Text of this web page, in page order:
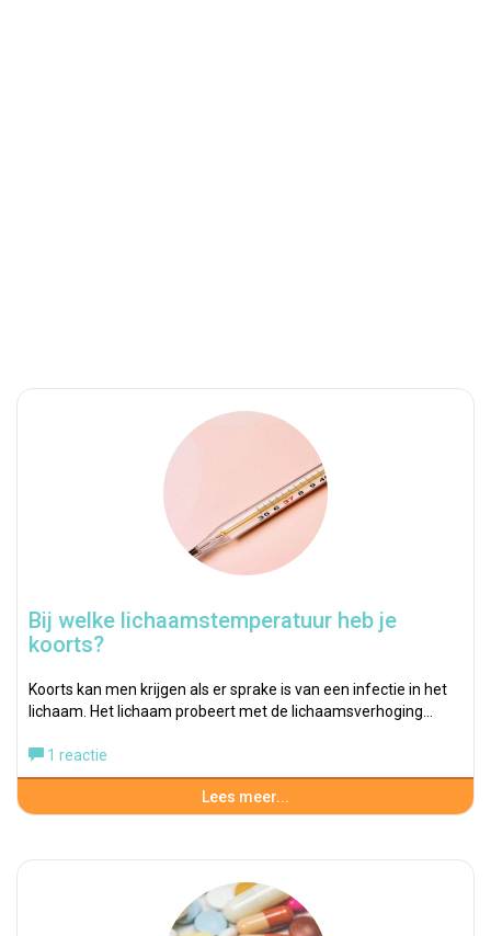
Bij welke lichaamstemperatuur heb je
koorts?
Koorts kan men krijgen als er sprake is van een infectie in het
lichaam. Het lichaam probeert met de lichaamsverhoging…
1 reactie
Lees meer...